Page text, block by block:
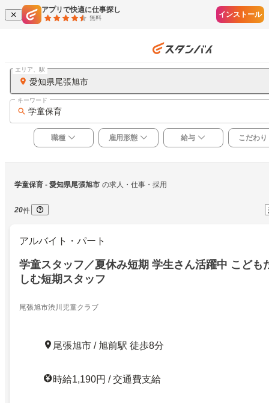
アプリで快適に仕事探し
無料 インストール
愛知県尾張旭市
エリア、駅
学童保育
キーワード
職種 雇用形態 給与 こだわり
学童保育 - 愛知県尾張旭市 の求人・仕事・採用
20件
アルバイト・パート
学童スタッフ／夏休み短期 学生さん活躍中 こども
しむ短期スタッフ
尾張旭市渋川児童クラブ
尾張旭市 / 旭前駅 徒歩8分
時給1,190円 / 交通費支給